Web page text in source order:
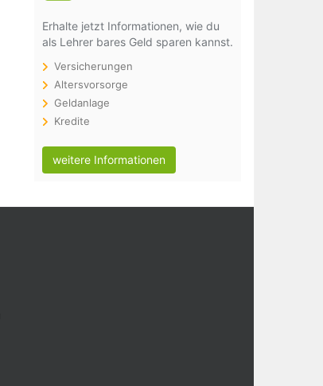
Erhalte jetzt Informationen, wie du
als Lehrer bares Geld sparen kannst.
Versicherungen
Altersvorsorge
Geldanlage
Kredite
weitere Informationen